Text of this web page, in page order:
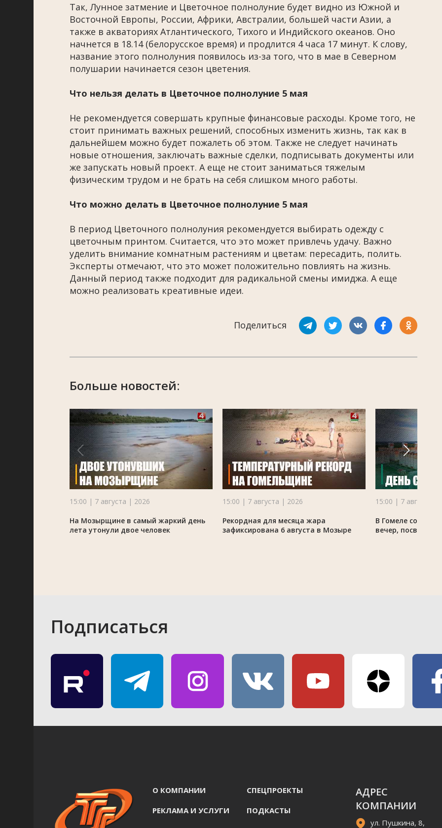
Так, Лунное затмение и Цветочное полнолуние будет видно из Южной и
Восточной Европы, России, Африки, Австралии, большей части Азии, а
также в акваториях Атлантического, Тихого и Индийского океанов. Оно
начнется в 18.14 (белорусское время) и продлится 4 часа 17 минут. К слову,
название этого полнолуния появилось из-за того, что в мае в Северном
полушарии начинается сезон цветения.
Что нельзя делать в Цветочное полнолуние 5 мая
Не рекомендуется совершать крупные финансовые расходы. Кроме того, не
стоит принимать важных решений, способных изменить жизнь, так как в
дальнейшем можно будет пожалеть об этом. Также не следует начинать
новые отношения, заключать важные сделки, подписывать документы или
же запускать новый проект. А еще не стоит заниматься тяжелым
физическим трудом и не брать на себя слишком много работы.
Что можно делать в Цветочное полнолуние 5 мая
В период Цветочного полнолуния рекомендуется выбирать одежду с
цветочным принтом. Считается, что это может привлечь удачу. Важно
уделить внимание комнатным растениям и цветам: пересадить, полить.
Эксперты отмечают, что это может положительно повлиять на жизнь.
Данный период также подходит для радикальной смены имиджа. А еще
можно реализовать креативные идеи.
Поделиться
Больше новостей:
15:00 | 7 августа | 2026
На Мозырщине в самый жаркий день
лета утонули двое человек
15:00 | 7 августа | 2026
Рекордная для месяца жара
зафиксирована 6 августа в Мозыре
15:00 | 7 августа |
В Гомеле
вечер,
Подписаться
О КОМПАНИИ СПЕЦПРОЕКТЫ
РЕКЛАМА И УСЛУГИ ПОДКАСТЫ
АДРЕС
КОМПАНИИ
ул. Пушкина, 8,